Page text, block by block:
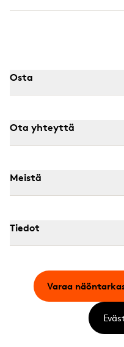
Osta
Ota yhteyttä
Meistä
Tiedot
Varaa